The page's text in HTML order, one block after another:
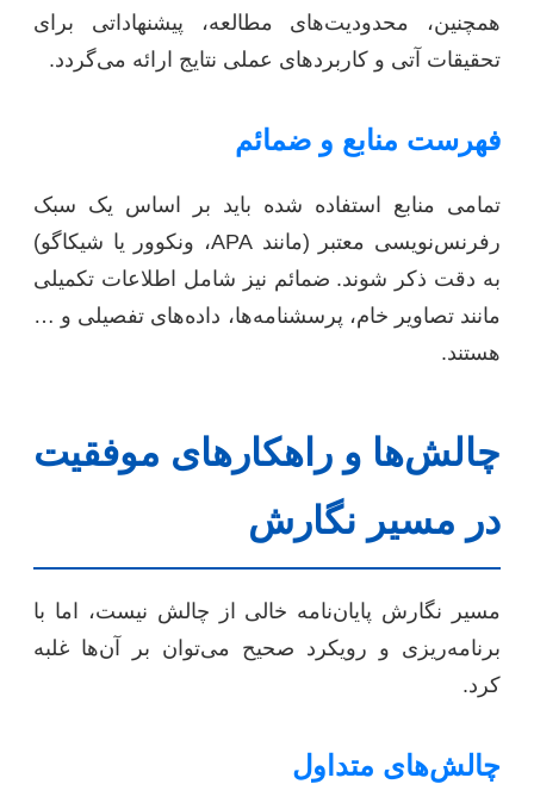
همچنین، محدودیت‌های مطالعه، پیشنهاداتی برای
تحقیقات آتی و کاربردهای عملی نتایج ارائه می‌گردد.
فهرست منابع و ضمائم
تمامی منابع استفاده شده باید بر اساس یک سبک
رفرنس‌نویسی معتبر (مانند APA، ونکوور یا شیکاگو)
به دقت ذکر شوند. ضمائم نیز شامل اطلاعات تکمیلی
مانند تصاویر خام، پرسشنامه‌ها، داده‌های تفصیلی و …
هستند.
چالش‌ها و راهکارهای موفقیت
در مسیر نگارش
مسیر نگارش پایان‌نامه خالی از چالش نیست، اما با
برنامه‌ریزی و رویکرد صحیح می‌توان بر آن‌ها غلبه
کرد.
چالش‌های متداول